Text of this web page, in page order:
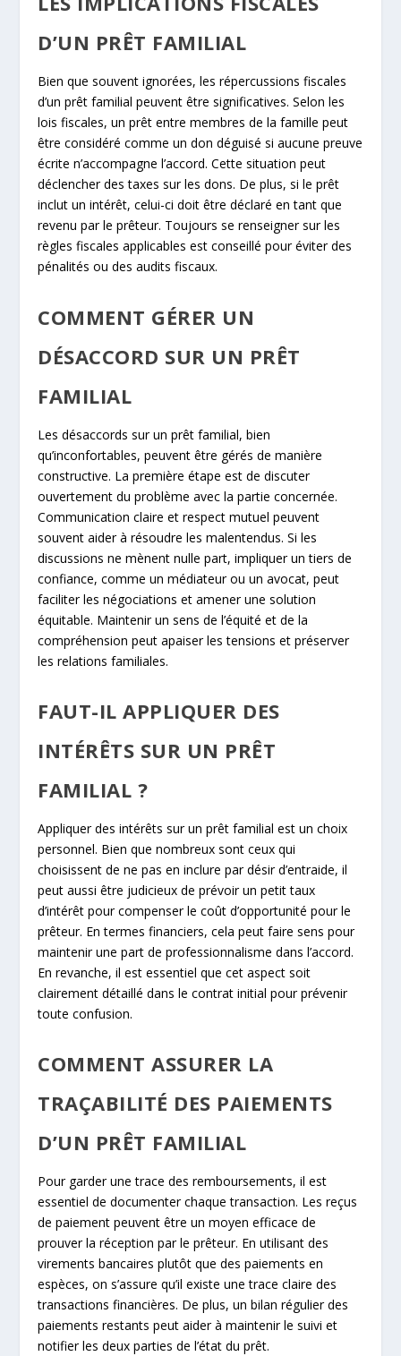
D’UN PRÊT FAMILIAL
Bien que souvent ignorées, les répercussions fiscales
d’un prêt familial peuvent être significatives. Selon les
lois fiscales, un prêt entre membres de la famille peut
être considéré comme un don déguisé si aucune preuve
écrite n’accompagne l’accord. Cette situation peut
déclencher des taxes sur les dons. De plus, si le prêt
inclut un intérêt, celui-ci doit être déclaré en tant que
revenu par le prêteur. Toujours se renseigner sur les
règles fiscales applicables est conseillé pour éviter des
pénalités ou des audits fiscaux.
COMMENT GÉRER UN
DÉSACCORD SUR UN PRÊT
FAMILIAL
Les désaccords sur un prêt familial, bien
qu’inconfortables, peuvent être gérés de manière
constructive. La première étape est de discuter
ouvertement du problème avec la partie concernée.
Communication claire et respect mutuel peuvent
souvent aider à résoudre les malentendus. Si les
discussions ne mènent nulle part, impliquer un tiers de
confiance, comme un médiateur ou un avocat, peut
faciliter les négociations et amener une solution
équitable. Maintenir un sens de l’équité et de la
compréhension peut apaiser les tensions et préserver
les relations familiales.
FAUT-IL APPLIQUER DES
INTÉRÊTS SUR UN PRÊT
FAMILIAL ?
Appliquer des intérêts sur un prêt familial est un choix
personnel. Bien que nombreux sont ceux qui
choisissent de ne pas en inclure par désir d’entraide, il
peut aussi être judicieux de prévoir un petit taux
d’intérêt pour compenser le coût d’opportunité pour le
prêteur. En termes financiers, cela peut faire sens pour
maintenir une part de professionnalisme dans l’accord.
En revanche, il est essentiel que cet aspect soit
clairement détaillé dans le contrat initial pour prévenir
toute confusion.
COMMENT ASSURER LA
TRAÇABILITÉ DES PAIEMENTS
D’UN PRÊT FAMILIAL
Pour garder une trace des remboursements, il est
essentiel de documenter chaque transaction. Les reçus
de paiement peuvent être un moyen efficace de
prouver la réception par le prêteur. En utilisant des
virements bancaires plutôt que des paiements en
espèces, on s’assure qu’il existe une trace claire des
transactions financières. De plus, un bilan régulier des
paiements restants peut aider à maintenir le suivi et
notifier les deux parties de l’état du prêt.